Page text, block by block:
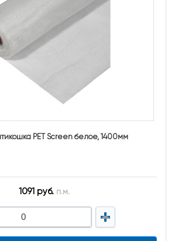
PET Screen белое, 1400мм
1091 руб. п.м.